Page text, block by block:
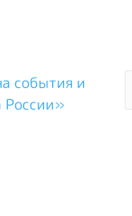
события и
России»